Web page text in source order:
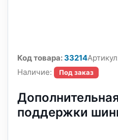
Код товара:33214
Наличие:
Под заказ
поддержки